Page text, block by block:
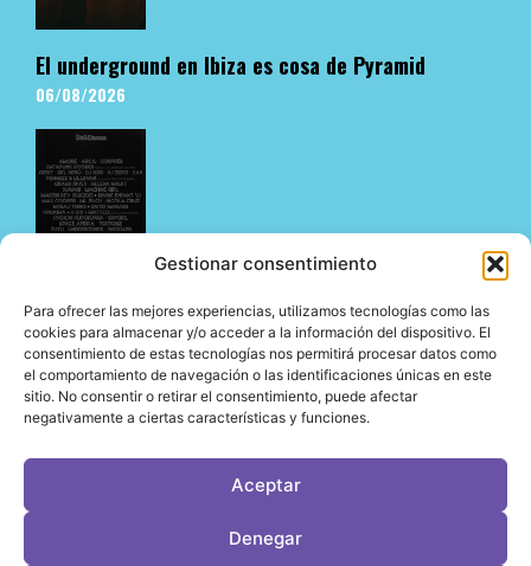
Gestionar consentimiento
Para ofrecer las mejores experiencias, utilizamos tecnologías como las
cookies para almacenar y/o acceder a la información del dispositivo. El
consentimiento de estas tecnologías nos permitirá procesar datos como
el comportamiento de navegación o las identificaciones únicas en este
sitio. No consentir o retirar el consentimiento, puede afectar
negativamente a ciertas características y funciones.
Aceptar
Denegar
El underground en Ibiza es cosa de Pyramid
06/08/2026
MIRA 2026 completa su Line Up para este
noviembre.
05/08/2026
Desarrollo web por OrigenDigitalContacto: info@leviragetv